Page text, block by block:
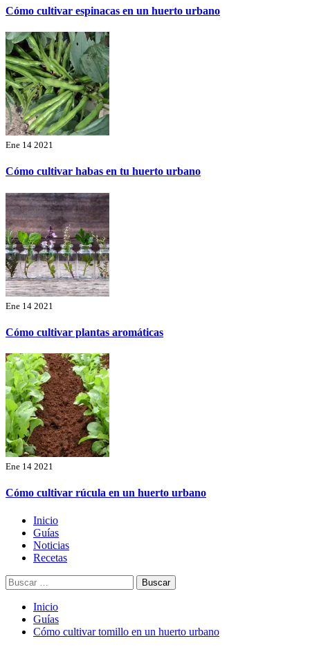
Cómo cultivar espinacas en un huerto urbano
Ene 14 2021
Cómo cultivar habas en tu huerto urbano
Ene 14 2021
Cómo cultivar plantas aromáticas
Ene 14 2021
Cómo cultivar rúcula en un huerto urbano
Menú
principal
Inicio
Guías
Noticias
Recetas
Buscar:
Inicio
Guías
Cómo cultivar tomillo en un huerto urbano